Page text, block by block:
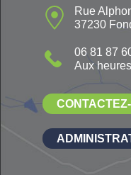
Rue
37230
06 81 87
Aux